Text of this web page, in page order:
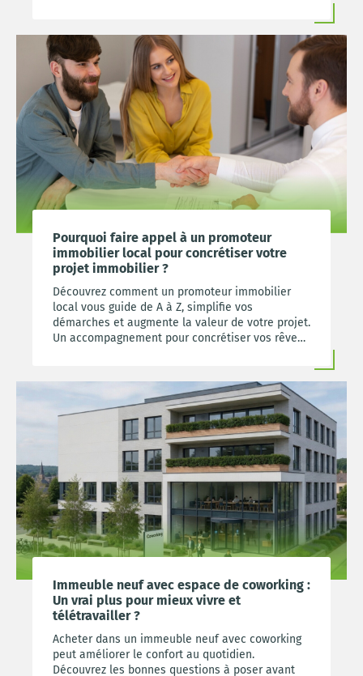
Pourquoi faire appel à un promoteur
immobilier local pour concrétiser votre
projet immobilier ?
Découvrez comment un promoteur immobilier
local vous guide de A à Z, simplifie vos
démarches et augmente la valeur de votre projet.
Un accompagnement pour concrétiser vos rêves
Immeuble neuf avec espace de coworking :
Un vrai plus pour mieux vivre et
télétravailler ?
Acheter dans un immeuble neuf avec coworking
peut améliorer le confort au quotidien.
Découvrez les bonnes questions à poser avant